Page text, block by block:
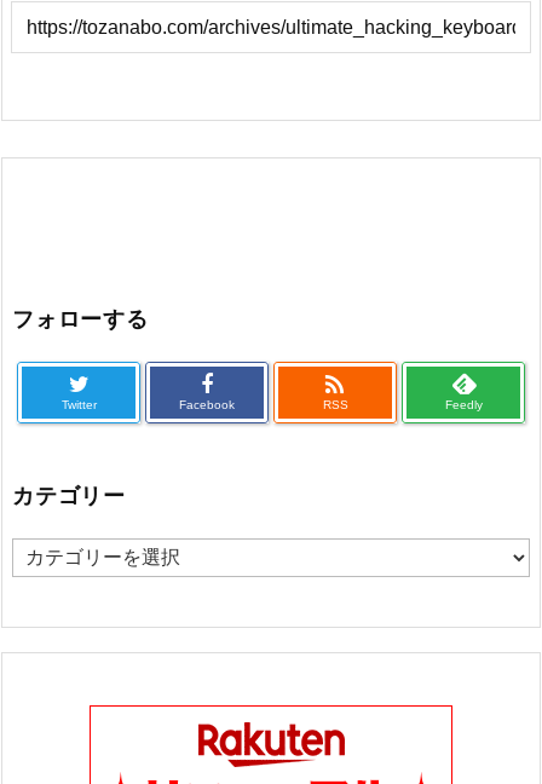
フォローする
Twitter Facebook

RSS Feedly
カテゴリー
カ
ゴ